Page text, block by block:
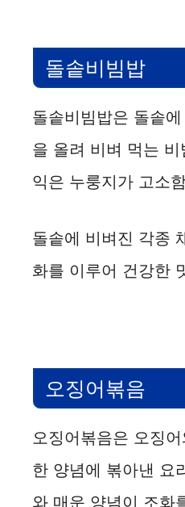
돌솥비빔밥
돌솥비빔밥은 돌솥
을 올려 비벼 먹는
익은 누룽지가 고소
돌솥에 비벼진 각종
화를 이루어 건강한
오징어볶음
오징어볶음은 오징
한 양념에 볶아낸 요
와 매운 양념이 조화